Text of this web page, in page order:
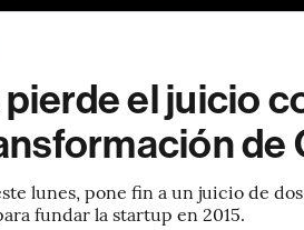
el juicio
de
lunes, pone fin a un juicio de
fundar la startup en 2015.